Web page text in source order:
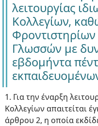
λειτουργίας
Κολλεγίων,
Γλωσσών με
εβδομήντα
1. Για την έναρξη
Κολλεγίων απαιτείται
άρθρου 2, η οποία